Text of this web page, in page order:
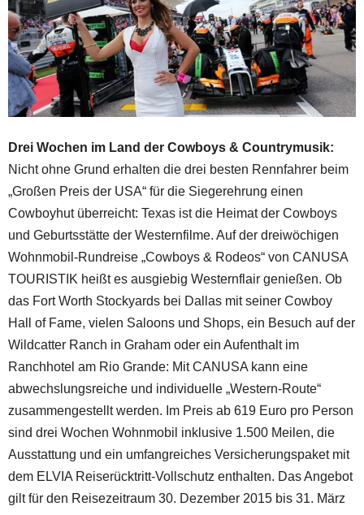
Drei Wochen im Land der Cowboys & Countrymusik:
Nicht ohne Grund erhalten die drei besten Rennfahrer beim
„Großen Preis der USA“ für die Siegerehrung einen
Cowboyhut überreicht: Texas ist die Heimat der Cowboys
und Geburtsstätte der Westernfilme. Auf der dreiwöchigen
Wohnmobil-Rundreise „Cowboys & Rodeos“ von CANUSA
TOURISTIK heißt es ausgiebig Westernflair genießen. Ob
das Fort Worth Stockyards bei Dallas mit seiner Cowboy
Hall of Fame, vielen Saloons und Shops, ein Besuch auf der
Wildcatter Ranch in Graham oder ein Aufenthalt im
Ranchhotel am Rio Grande: Mit CANUSA kann eine
abwechslungsreiche und individuelle „Western-Route“
zusammengestellt werden. Im Preis ab 619 Euro pro Person
sind drei Wochen Wohnmobil inklusive 1.500 Meilen, die
Ausstattung und ein umfangreiches Versicherungspaket mit
dem ELVIA Reiserücktritt-Vollschutz enthalten. Das Angebot
gilt für den Reisezeitraum 30. Dezember 2015 bis 31. März